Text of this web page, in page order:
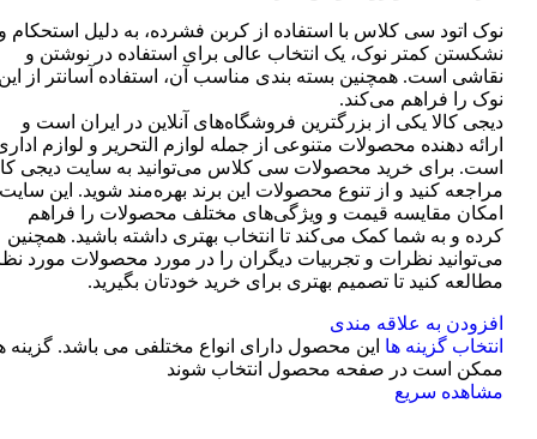
نوک اتود سی کلاس با استفاده از کربن فشرده، به دلیل استحکام
نشکستن کمتر نوک، یک انتخاب عالی برای استفاده در نوشتن و
نقاشی است. همچنین بسته بندی مناسب آن، استفاده آسانتر از
نوک را فراهم می‌کند.
دیجی کالا یکی از بزرگترین فروشگاه‌های آنلاین در ایران است و
ارائه دهنده محصولات متنوعی از جمله لوازم التحریر و لوازم
است. برای خرید محصولات سی کلاس می‌توانید به سایت دیجی
مراجعه کنید و از تنوع محصولات این برند بهره‌مند شوید. این سایت
امکان مقایسه قیمت و ویژگی‌های مختلف محصولات را فراهم
کرده و به شما کمک می‌کند تا انتخاب بهتری داشته باشید. همچنین
می‌توانید نظرات و تجربیات دیگران را در مورد محصولات مورد
مطالعه کنید تا تصمیم بهتری برای خرید خودتان بگیرید.
افزودن به علاقه مندی
انتخاب گزینه ها این محصول دارای انواع مختلفی می باشد. گزینه
ممکن است در صفحه محصول انتخاب شوند
مشاهده سریع